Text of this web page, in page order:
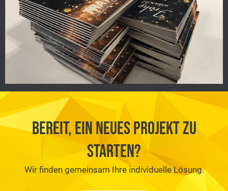
Bereit, ein neues Projekt zu
starten?
Wir finden gemeinsam Ihre individuelle Lösung.